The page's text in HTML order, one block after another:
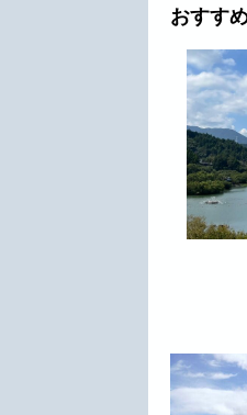
おすす